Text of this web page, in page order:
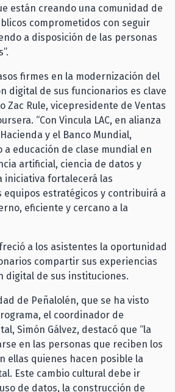
están creando una comunidad de
comprometidos con seguir
a disposición de las personas
firmes en la modernización del
digital de sus funcionarios es clave
Zac Rule, vicepresidente de Ventas
“Con Vincula LAC, en alianza
y el Banco Mundial,
a educación de clase mundial en
artificial, ciencia de datos y
iniciativa fortalecerá las
equipos estratégicos y contribuirá a
eficiente y cercano a la
a los asistentes la oportunidad
compartir sus experiencias
digital de sus instituciones.
de Peñalolén, que se ha visto
el coordinador de
Simón Gálvez, destacó que “la
en las personas que reciben los
ellas quienes hacen posible la
Este cambio cultural debe ir
de datos, la construcción de